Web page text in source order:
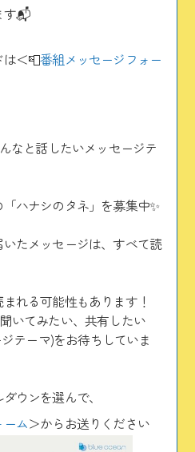
す📬
＜📮番組メッセージフォー
なと話したいメッセージテ
ハナシのタネ」を募集中✨
たメッセージは、すべて読
れる可能性もあります！
いてみたい、共有したい
テーマ)をお待ちしていま
ウンを選んで、
ム＞からお送りください